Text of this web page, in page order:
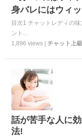
身バレにはウィ
目次1 チャットレディの
ント...
1,896 views | チャット上
話が苦手な人に
法!